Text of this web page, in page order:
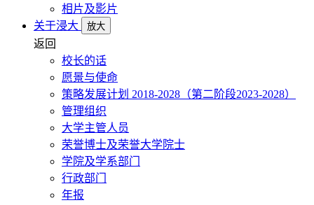
相片及影片
关于浸大
放大
返回
校长的话
愿景与使命
策略发展计划 2018-2028（第二阶段2023-2028）
管理组织
大学主管人员
荣誉博士及荣誉大学院士
学院及学系部门
行政部门
年报